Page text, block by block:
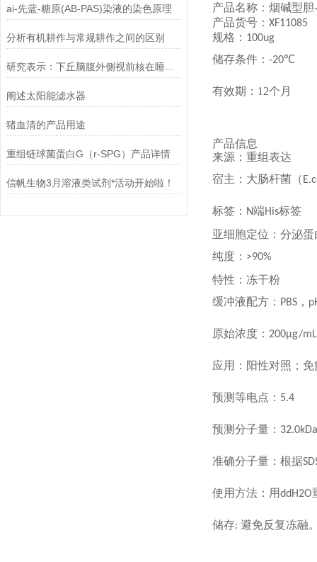
ai-先蓝-糖原(AB-PAS)染液的染色原理
分析有机耕作与常规耕作之间的区别
研究表示：下丘脑腹外侧视前核在睡眠中其中至关重要的作用
阐述太阳能滤水器
猪血清的产品用途
重组链球菌蛋白G（r-SPG）产品详情
信帆生物3月溶液类试剂*活动开始啦！
产品名称：烟碱型胆
产品货号： XF11085
规格： 100ug
储存条件： -20℃
有效期： 12个月
产品信息
来源：重组表达
宿主：大肠杆菌（
标签： N端His标签
亚细胞定位：分
纯度： >90%
特性：冻干粉
缓冲液配方： PBS ，
原始浓度：
应用：阳性对照；免
预测等电点： 5.4
预测分子量：
准确分子量：根据
使用方法： 用ddH2O
储存: 避免反复冻融